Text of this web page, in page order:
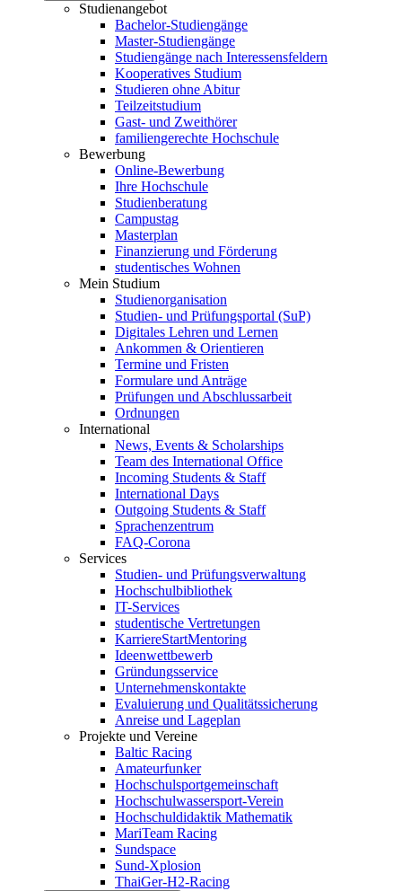
Studienangebot
Bachelor-Studiengänge
Master-Studiengänge
Studiengänge nach Interessensfeldern
Kooperatives Studium
Studieren ohne Abitur
Teilzeitstudium
Gast- und Zweithörer
familiengerechte Hochschule
Bewerbung
Online-Bewerbung
Ihre Hochschule
Studienberatung
Campustag
Masterplan
Finanzierung und Förderung
studentisches Wohnen
Mein Studium
Studienorganisation
Studien- und Prüfungsportal (SuP)
Digitales Lehren und Lernen
Ankommen & Orientieren
Termine und Fristen
Formulare und Anträge
Prüfungen und Abschlussarbeit
Ordnungen
International
News, Events & Scholarships
Team des International Office
Incoming Students & Staff
International Days
Outgoing Students & Staff
Sprachenzentrum
FAQ-Corona
Services
Studien- und Prüfungsverwaltung
Hochschulbibliothek
IT-Services
studentische Vertretungen
KarriereStartMentoring
Ideenwettbewerb
Gründungsservice
Unternehmenskontakte
Evaluierung und Qualitätssicherung
Anreise und Lageplan
Projekte und Vereine
Baltic Racing
Amateurfunker
Hochschulsportgemeinschaft
Hochschulwassersport-Verein
Hochschuldidaktik Mathematik
MariTeam Racing
Sundspace
Sund-Xplosion
ThaiGer-H2-Racing